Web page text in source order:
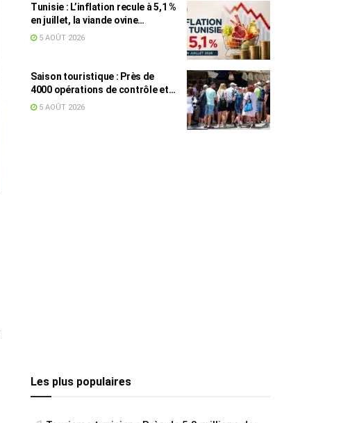
Tunisie : L’inflation recule à 5,1 %
en juillet, la viande ovine
toujours en tête des hausses
5 AOÛT 2026
Saison touristique : Près de
4000 opérations de contrôle et
6,75 millions de dinars pour
5 AOÛT 2026
Les plus populaires